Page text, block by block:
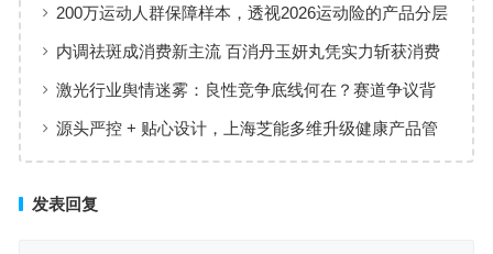
200万运动人群保障样本，透视2026运动险的产品分层
与适配逻辑
内调祛斑成消费新主流 百消丹玉妍丸凭实力斩获消费
者认可
激光行业舆情迷雾：良性竞争底线何在？赛道争议背
后值得深思
源头严控 + 贴心设计，上海芝能多维升级健康产品管
发表回复